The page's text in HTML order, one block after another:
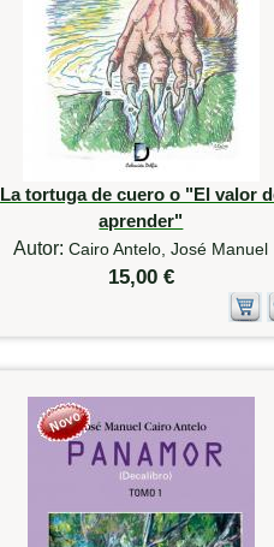
La tortuga de cuero o "El valor
aprender"
Autor:Cairo Antelo, José Manuel
15,00 €